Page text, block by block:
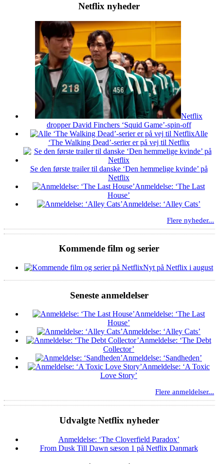
Netflix nyheder
Netflix
dropper David Finchers ‘Squid Game’-spin-off
Alle
‘The Walking Dead’-serier er på vej til Netflix
Se den første trailer til danske ‘Den hemmelige kvinde’ på
Netflix
Anmeldelse: ‘The Last
House’
Anmeldelse: ‘Alley Cats’
Flere nyheder...
Kommende film og serier
Nyt på Netflix i august
Seneste anmeldelser
Anmeldelse: ‘The Last
House’
Anmeldelse: ‘Alley Cats’
Anmeldelse: ‘The Debt
Collector’
Anmeldelse: ‘Sandheden’
Anmeldelse: ‘A Toxic
Love Story’
Flere anmeldelser...
Udvalgte Netflix nyheder
Anmeldelse: ‘The Cloverfield Paradox’
From Dusk Till Dawn sæson 1 på Netflix Danmark